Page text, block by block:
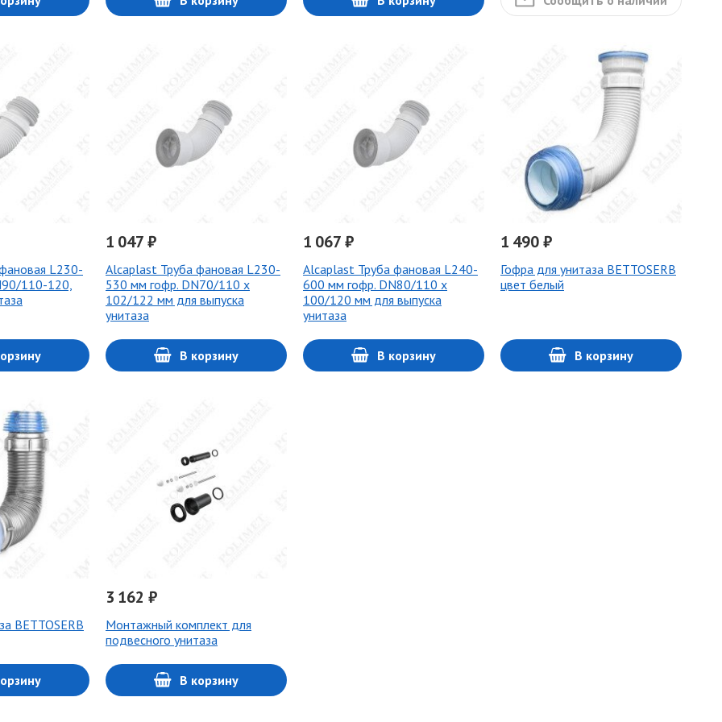
L230-
110-120,
1 047 ₽
Alcaplast Труба фановая L230-
530 мм гофр. DN70/110 x
102/122 мм для выпуска
унитаза
В корзину
1 067 ₽
Alcaplast Труба фановая L240-
600 мм гофр. DN80/110 x
100/120 мм для выпуска
унитаза
В корзину
1 490 ₽
Гофра для унитаза BETTOSERB
цвет белый
В корзину
BETTOSERB
3 162 ₽
Монтажный комплект для
подвесного унитаза
В корзину